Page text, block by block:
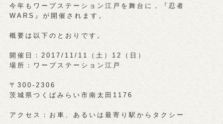
今年もワープステーション江戸を舞台に，『忍者
WARS』が開催されます。
概要は以下のとおりです。
開催日：2017/11/11（土）12（日）
場所：ワープステーション江戸
〒300-2306
茨城県つくばみらい市南太田1176
アクセス：お車、あるいは最寄り駅からタクシー